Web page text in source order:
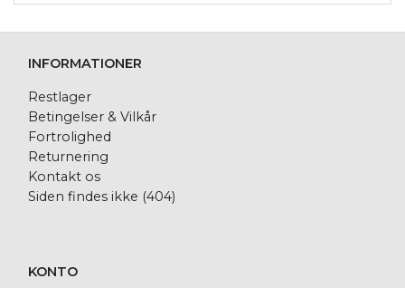
INFORMATIONER
Restlager
Betingelser & Vilkår
Fortrolighed
Returnering
Kontakt os
Siden findes ikke (404)
KONTO